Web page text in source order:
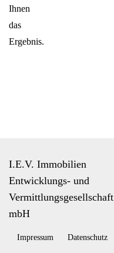
Ihnen
das
Ergebnis.
I.E.V. Immobilien
Entwicklungs- und
Vermittlungsgesellschaft
mbH
Impressum Datenschutz